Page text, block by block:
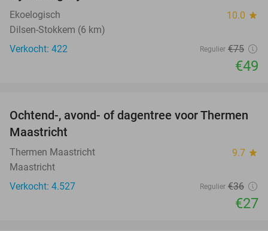
Ekoelogisch 10.0 star
Dilsen-Stokkem (6 km)
Verkocht: 422
Regulier €75
€49
25%
Ochtend-, avond- of dagentree voor Thermen
Maastricht
Thermen Maastricht 9.7 star
Maastricht
Verkocht: 4.527
Regulier €36
€27